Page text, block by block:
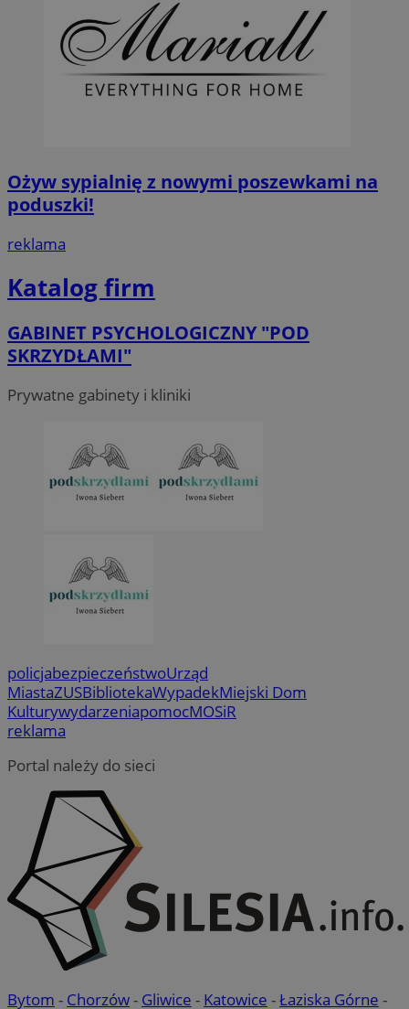
Ożyw sypialnię z nowymi poszewkami na
poduszki!
reklama
Katalog firm
GABINET PSYCHOLOGICZNY "POD
SKRZYDŁAMI"
Prywatne gabinety i kliniki
policjabezpieczeństwoUrząd
MiastaZUSBibliotekaWypadekMiejski Dom
KulturywydarzeniapomocMOSiR
reklama
Portal należy do sieci
Bytom - Chorzów- Gliwice - Katowice -Łaziska Górne -